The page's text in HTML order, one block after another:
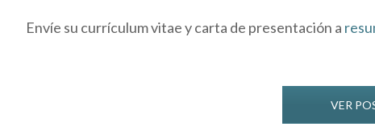
Envíe su currículum vitae y carta de presentación a
VER